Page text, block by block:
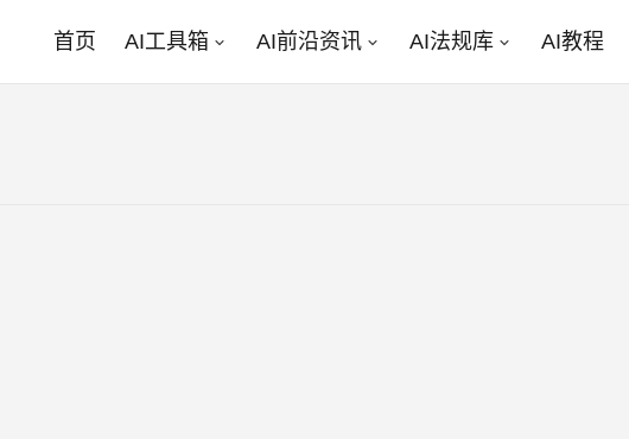
首页 AI工具箱 AI前沿资讯 AI法规库 AI教程